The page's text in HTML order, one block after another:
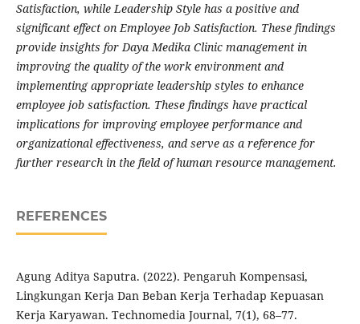
Satisfaction, while Leadership Style has a positive and
significant effect on Employee Job Satisfaction. These findings
provide insights for Daya Medika Clinic management in
improving the quality of the work environment and
implementing appropriate leadership styles to enhance
employee job satisfaction. These findings have practical
implications for improving employee performance and
organizational effectiveness, and serve as a reference for
further research in the field of human resource management.
REFERENCES
Agung Aditya Saputra. (2022). Pengaruh Kompensasi,
Lingkungan Kerja Dan Beban Kerja Terhadap Kepuasan
Kerja Karyawan. Technomedia Journal, 7(1), 68–77.